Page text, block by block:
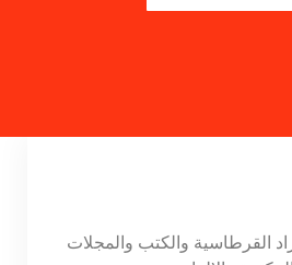
القرطاسية والكتب والمجلات